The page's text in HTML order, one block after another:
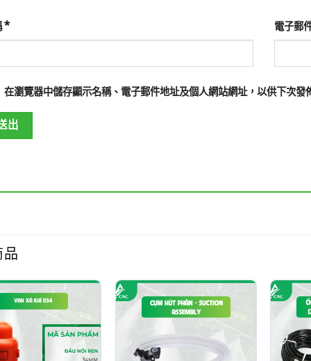
* 電子郵
在瀏覽器中儲存顯示名稱、電子郵件地址及個人網站網址，以供下次發
品